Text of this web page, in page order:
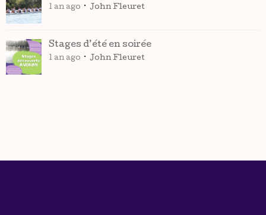
1 an ago John Fleuret
Stages d’été en soirée
1 an ago John Fleuret